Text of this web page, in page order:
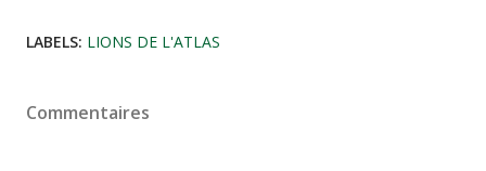
LABELS: LIONS DE L'ATLAS
Commentaires